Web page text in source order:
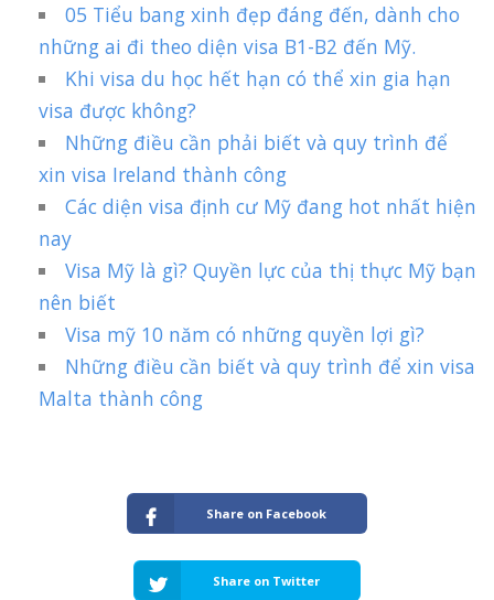
05 Tiểu bang xinh đẹp đáng đến, dành cho
những ai đi theo diện visa B1-B2 đến Mỹ.
Khi visa du học hết hạn có thể xin gia hạn
visa được không?
Những điều cần phải biết và quy trình để
xin visa Ireland thành công
Các diện visa định cư Mỹ đang hot nhất hiện
nay
Visa Mỹ là gì? Quyền lực của thị thực Mỹ bạn
nên biết
Visa mỹ 10 năm có những quyền lợi gì?
Những điều cần biết và quy trình để xin visa
Malta thành công
Share on Facebook
Share on Twitter